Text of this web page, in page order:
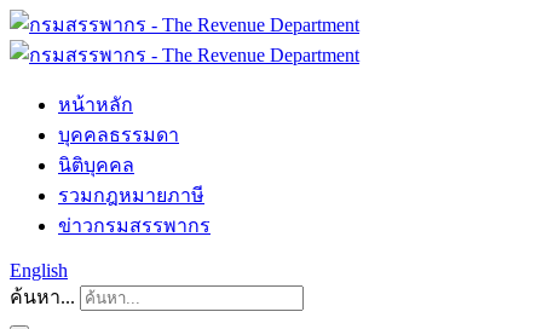
หน้าหลัก
บุคคลธรรมดา
นิติบุคคล
รวมกฎหมายภาษี
ข่าวกรมสรรพากร
English
ค้นหา...